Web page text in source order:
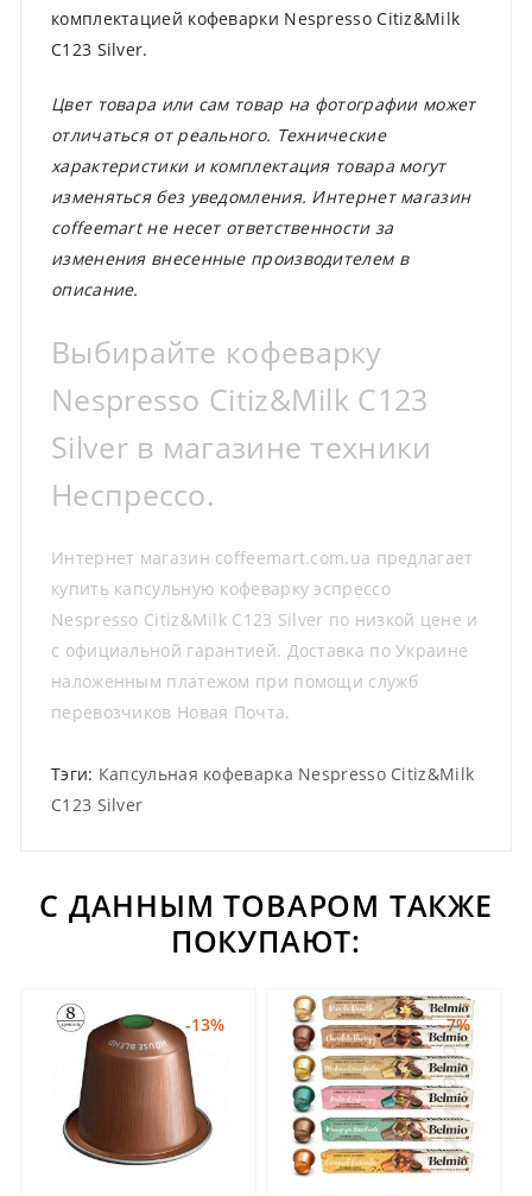
комплектацией кофеварки Nespresso Citiz&Milk
C123 Silver.
Цвет товара или сам товар на фотографии может
отличаться от реального. Технические
характеристики и комплектация товара могут
изменяться без уведомления. Интернет магазин
coffeemart не несет ответственности за
изменения внесенные производителем в
описание.
Выбирайте кофеварку
Nespresso Citiz&Milk C123
Silver в магазине техники
Неспрессо.
Интернет магазин coffeemart.com.ua предлагает
купить капсульную кофеварку эспрессо
Nespresso Citiz&Milk C123 Silver по низкой цене и
с официальной гарантией. Доставка по Украине
наложенным платежом при помощи служб
перевозчиков Новая Почта.
Тэги: Капсульная кофеварка Nespresso Citiz&Milk
C123 Silver
С ДАННЫМ ТОВАРОМ ТАКЖЕ
ПОКУПАЮТ:
-13% -7%